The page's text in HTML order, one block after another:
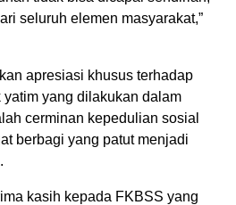
seluruh elemen masyarakat,”
apresiasi khusus terhadap
yang dilakukan dalam
cerminan kepedulian sosial
berbagi yang patut menjadi
kasih kepada FKBSS yang